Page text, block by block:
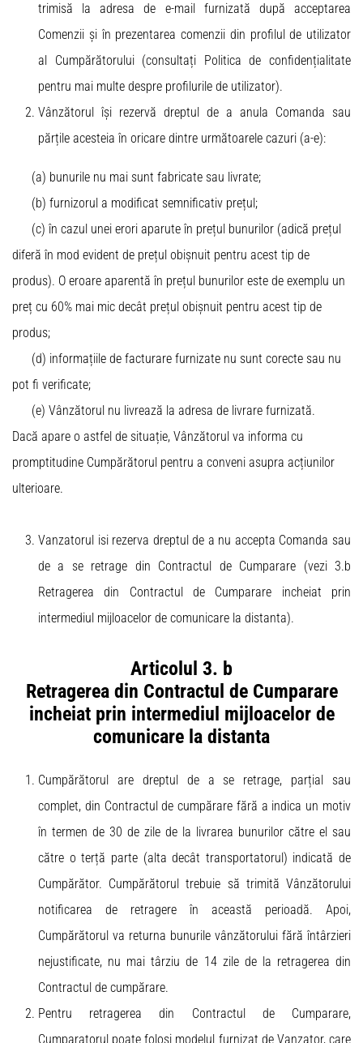
trimisă la adresa de e-mail furnizată după acceptarea
Comenzii și în prezentarea comenzii din profilul de utilizator
al Cumpărătorului (consultați Politica de confidențialitate
pentru mai multe despre profilurile de utilizator).
Vânzătorul își rezervă dreptul de a anula Comanda sau
părțile acesteia în oricare dintre următoarele cazuri (a-e):
(a) bunurile nu mai sunt fabricate sau livrate;
(b) furnizorul a modificat semnificativ prețul;
(c) în cazul unei erori aparute în prețul bunurilor (adică prețul
diferă în mod evident de prețul obișnuit pentru acest tip de
produs). O eroare aparentă în prețul bunurilor este de exemplu un
preț cu 60% mai mic decât prețul obișnuit pentru acest tip de
produs;
(d) informațiile de facturare furnizate nu sunt corecte sau nu
pot fi verificate;
(e) Vânzătorul nu livrează la adresa de livrare furnizată.
Dacă apare o astfel de situație, Vânzătorul va informa cu
promptitudine Cumpărătorul pentru a conveni asupra acțiunilor
ulterioare.
Vanzatorul isi rezerva dreptul de a nu accepta Comanda sau
de a se retrage din Contractul de Cumparare (vezi 3.b
Retragerea din Contractul de Cumparare incheiat prin
intermediul mijloacelor de comunicare la distanta).
Articolul 3. b
Retragerea din Contractul de Cumparare
incheiat prin intermediul mijloacelor de
comunicare la distanta
Cumpărătorul are dreptul de a se retrage, parțial sau
complet, din Contractul de cumpărare fără a indica un motiv
în termen de 30 de zile de la livrarea bunurilor către el sau
către o terță parte (alta decât transportatorul) indicată de
Cumpărător. Cumpărătorul trebuie să trimită Vânzătorului
notificarea de retragere în această perioadă. Apoi,
Cumpărătorul va returna bunurile vânzătorului fără întârzieri
nejustificate, nu mai târziu de 14 zile de la retragerea din
Contractul de cumpărare.
Pentru retragerea din Contractul de Cumparare,
Cumparatorul poate folosi modelul furnizat de Vanzator, care